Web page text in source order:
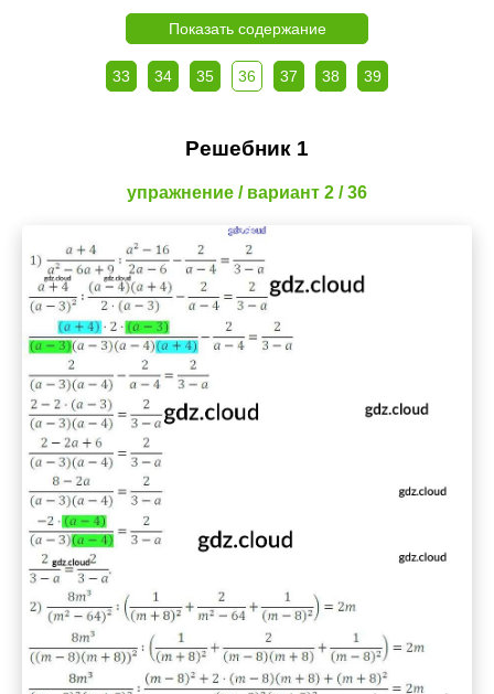
Показать содержание
33 34 35 36 37 38 39
Решебник 1
упражнение / вариант 2 / 36